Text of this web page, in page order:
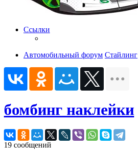
Ссылки
Автомобильный форум Стайлинг
бомбинг наклейки
19 сообщений